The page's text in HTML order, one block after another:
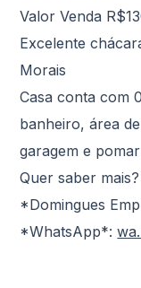
Valor Venda
Excelente
Morais
Casa conta com
banheiro, área
garagem e
Quer saber
*Domingues
*WhatsApp*: